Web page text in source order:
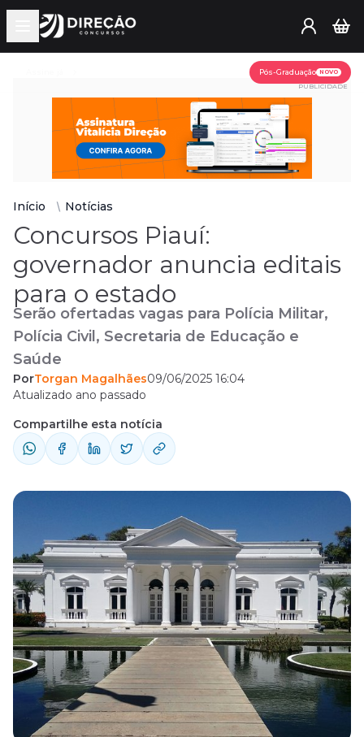
Open main menu
Pós-Graduação NOVO
PUBLICIDADE
Início Notícias
Concursos Piauí:
governador anuncia editais
para o estado
Serão ofertadas vagas para Polícia Militar,
Polícia Civil, Secretaria de Educação e
Saúde
PorTorgan Magalhães09/06/2025 16:04
Atualizado ano passado
Compartilhe esta notícia